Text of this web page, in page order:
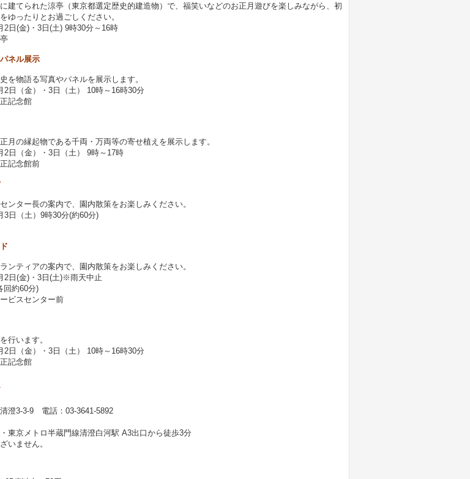
建てられた涼亭（東京都選定歴史的建造物）で、福笑いなどのお正月遊びを楽しみながら、初
ゆったりとお過ごしください。
2日(金)・3日(土) 9時30分～16時
ネル展示
を物語る写真やパネルを展示します。
2日（金）・3日（土） 10時～16時30分
記念館
月の縁起物である千両・万両等の寄せ植えを展示します。
2日（金）・3日（土） 9時～17時
記念館前
ンター長の案内で、園内散策をお楽しみください。
3日（土）9時30分(約60分)
ンティアの案内で、園内散策をお楽しみください。
2日(金)・3日(土)※雨天中止
回約60分)
ビスセンター前
行います。
2日（金）・3日（土） 10時～16時30分
記念館
澄3-3-9 電話：03-3641-5892
東京メトロ半蔵門線清澄白河駅 A3出口から徒歩3分
いません。